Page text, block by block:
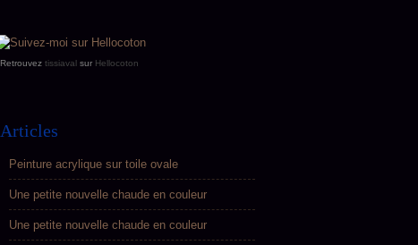
Retrouvez tissiaval sur Hellocoton
Articles
Peinture acrylique sur toile ovale
Une petite nouvelle chaude en couleur
Une petite nouvelle chaude en couleur